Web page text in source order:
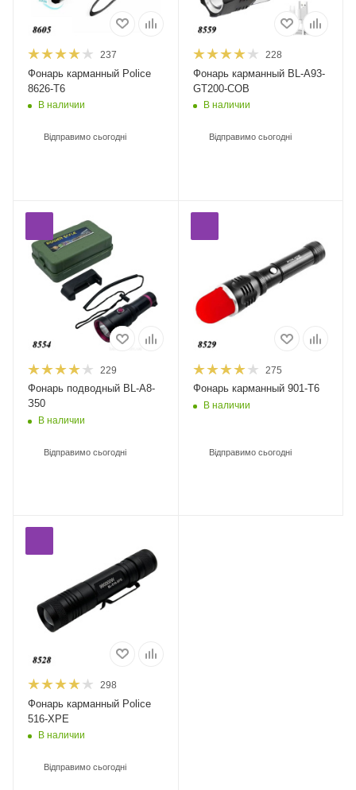
237
Фонарь карманный Police
8626-T6
В наличии
Відправимо сьогодні
228
Фонарь карманный BL-A93-
GT200-COB
В наличии
Відправимо сьогодні
229
Фонарь подводный BL-A8-
З50
В наличии
Відправимо сьогодні
275
Фонарь карманный 901-T6
В наличии
Відправимо сьогодні
298
Фонарь карманный Police
516-XPE
В наличии
Відправимо сьогодні